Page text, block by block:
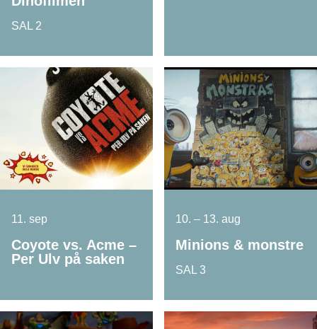
SAL 2
11. sep
Coyote vs. Acme –
Per Ulv på saken
10. – 13. aug
Minions & monstre
SAL 3